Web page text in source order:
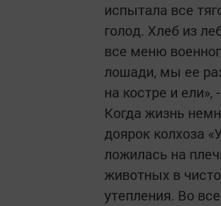
испытала все
голод. Хлеб из
все меню
лошади, мы ее
на костре и
Когда жизнь
доярок колхоза
ложилась на
животных в
утепления. Во